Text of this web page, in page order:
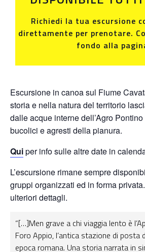
Richiedi la tua escursione
direttamente per prenotare.
fondo alla
Escursione in canoa sul Fiume
storia e nella natura del territorio
dalle acque interne dell’Agro
bucolici e agresti della pianura.
Quiper info sulle altre date in
L’escursione rimane sempre
gruppi organizzati ed in forma privata.
ulteriori dettagli.
“[…]Men grave a chi viaggia lento è
Foro Appio, l’antica stazione di posta
epoca romana. Una storia narrata in